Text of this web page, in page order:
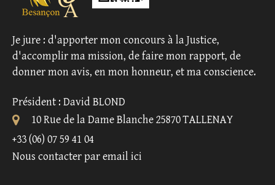
Je jure : d'apporter mon concours à la Justice,
d'accomplir ma mission, de faire mon rapport, de
donner mon avis, en mon honneur, et ma conscience.
Président : David BLOND
10 Rue de la Dame Blanche 25870 TALLENAY
+33 (06) 07 59 41 04
Nous contacter par email ici